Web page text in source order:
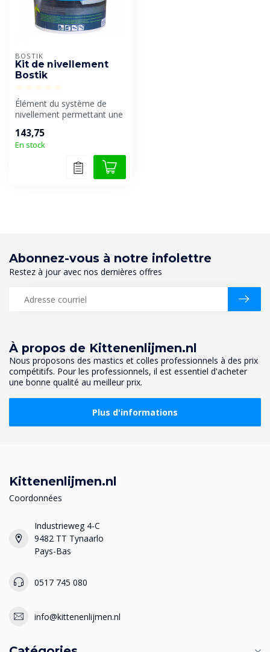
BOSTIK
Kit de nivellement
Bostik
Élément du système de
nivellement permettant une
rapide, ...
143,75
En stock
À propos de Kittenenlijmen.nl
Nous proposons des mastics et colles professionnels à des prix
compétitifs. Pour les professionnels, il est essentiel d'acheter
une bonne qualité au meilleur prix.
Plus d'informations
Abonnez-vous à notre infolettre
Restez à jour avec nos dernières offres
Kittenenlijmen.nl
Coordonnées
Industrieweg 4-C
9482 TT Tynaarlo
Pays-Bas
0517 745 080
info@kittenenlijmen.nl